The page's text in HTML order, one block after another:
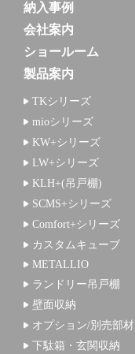
納入事例
会社案内
ショールーム
製品案内
TKシリーズ
mioシリーズ
KW+シリーズ
LW+シリーズ
KLH+(吊戸棚)
SCMS+シリーズ
Comfort+シリーズ
カスタムキューブ
METALLIO
ランドリー吊戸棚
壁面収納
オプション/別売部材
下駄箱・玄関収納